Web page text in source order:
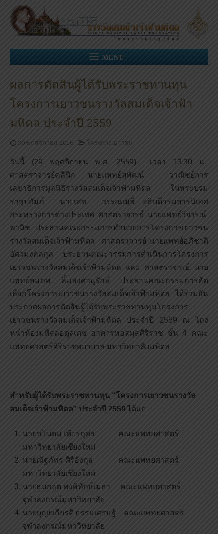
Skip
content
MENU
ผลการตัดสินผู้ได้รับพระราชทานทุน
โครงการเยาวชนรางวัลสมเด็จเจ้าฟ้า
มหิดล ประจำปี 2559
30 พฤศจิกายน 2016 โครงการเยาวชน
วันนี้ (29 พฤศจิกายน พ.ศ. 2559) เวลา 13.30 น.
ศาสตราจารย์คลินิก นายแพทย์สุพัฒน์ วาณิชย์การ
เลขาธิการมูลนิธิรางวัลสมเด็จเจ้าฟ้ามหิดล ในพระบรม
ราชูปถัมภ์ นายเสข วรรณเมธี อธิบดีกรมสารนิเทศ
กระทรวงการต่างประเทศ ศาสตราจารย์ นายแพทย์วิจารณ์
พานิช ประธานคณะกรรมการอำนวยการโครงการเยาวชน
รางวัลสมเด็จเจ้าฟ้ามหิดล ศาสตราจารย์ นายแพทย์อภิชาติ
อัศวมงคลกุล ประธานคณะกรรมการดำเนินการโครงการ
เยาวชนรางวัลสมเด็จเจ้าฟ้ามหิดล และ ศาสตราจารย์ นาย
แพทย์สมภพ ลิ้มพงศานุรักษ์ ประธานคณะกรรมการคัด
เลือกโครงการเยาวชนรางวัลสมเด็จเจ้าฟ้ามหิดล ได้ร่วมกัน
ประกาศผลการตัดสินผู้ได้รับพระราชทานทุนโครงการ
เยาวชนรางวัลสมเด็จเจ้าฟ้ามหิดล ประจำปี 2559 ณ โถง
หน้าห้องมหิดลอดุลเดช อาคารหอสมุดศิริราช ชั้น 4 คณะ
แพทยศาสตร์ศิริราชพยาบาล มหาวิทยาลัยมหิดล
สำหรับผู้ได้รับพระราชทานทุน “โครงการเยาวชนรางวัล
สมเด็จเจ้าฟ้ามหิดล” ประจำปี 2559ได้แก่
นายชโนดม เพียรกุศล คณะแพทยศาสตร์
มหาวิทยาลัยเชียงใหม่
นายณัฐภัทร ศิริอังกุล คณะแพทยศาสตร์
มหาวิทยาลัยเชียงใหม่
นายธนกฤต พงพิทักษ์เมธา คณะแพทยศาสตร์
จุฬาลงกรณ์มหาวิทยาลัย
นายบุญยเกียรติ ธรรมเศรษฐ์ คณะแพทยศาสตร์
จุฬาลงกรณ์มหาวิทยาลัย